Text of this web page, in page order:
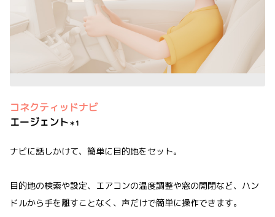
コネクティッドナビ
エージェント＊1
ナビに話しかけて、簡単に目的地をセット。
目的地の検索や設定、エアコンの温度調整や窓の開閉など、ハン
ドルから手を離すことなく、声だけで簡単に操作できます。